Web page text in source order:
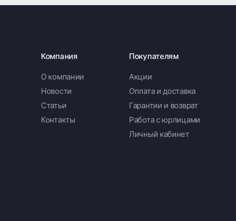
Компания
О компании
Новости
Статьи
Контакты
Покупателям
Акции
Оплата и доставка
Гарантии и возврат
Работа с юрлицами
Личный кабинет